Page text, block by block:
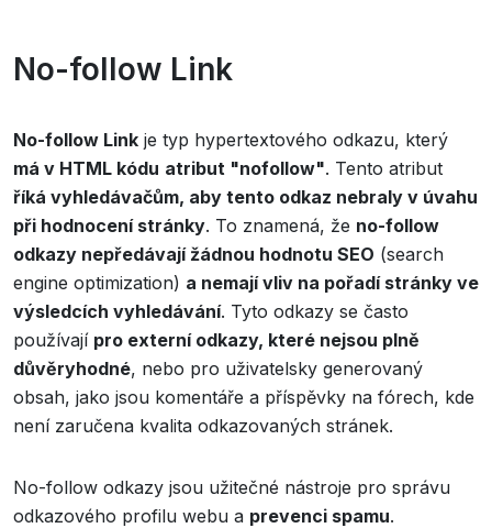
No-follow Link
No-follow Link je typ hypertextového odkazu, který
má v HTML kódu atribut "nofollow". Tento atribut
říká vyhledávačům, aby tento odkaz nebraly v úvahu
při hodnocení stránky. To znamená, že no-follow
odkazy nepředávají žádnou hodnotu SEO (search
engine optimization) a nemají vliv na pořadí stránky ve
výsledcích vyhledávání. Tyto odkazy se často
používají pro externí odkazy, které nejsou plně
důvěryhodné, nebo pro uživatelsky generovaný
obsah, jako jsou komentáře a příspěvky na fórech, kde
není zaručena kvalita odkazovaných stránek.
No-follow odkazy jsou užitečné nástroje pro správu
odkazového profilu webu a prevenci spamu.